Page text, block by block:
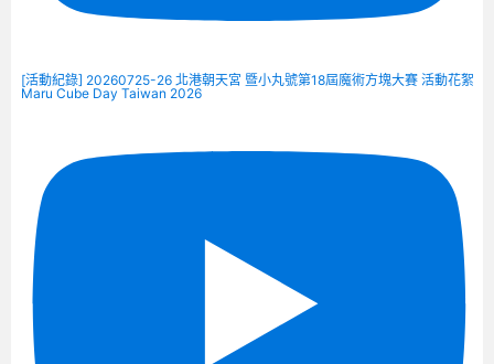
[活動紀錄] 20260725-26 北港朝天宮 暨小丸號第18屆魔術方塊大賽 活動花絮
Maru Cube Day Taiwan 2026